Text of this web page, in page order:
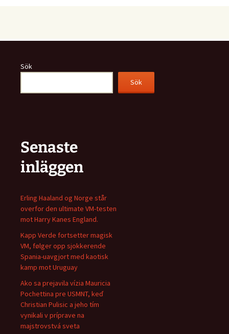
Sök
Sök
Senaste
inläggen
Erling Haaland og Norge står
overfor den ultimate VM-testen
mot Harry Kanes England.
Kapp Verde fortsetter magisk
VM, følger opp sjokkerende
Spania-uavgjort med kaotisk
kamp mot Uruguay
Ako sa prejavila vízia Mauricia
Pochettina pre USMNT, keď
Christian Pulisic a jeho tím
vynikali v príprave na
majstrovstvá sveta